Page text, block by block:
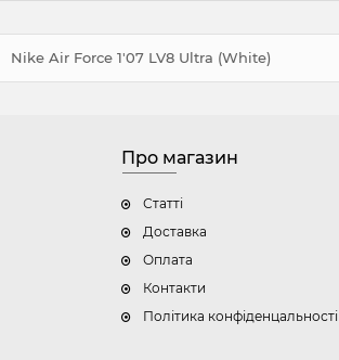
Nike Air Force 1'07 LV8 Ultra (White)
Про магазин
Статті
Доставка
Оплата
Контакти
Політика конфіденцальності